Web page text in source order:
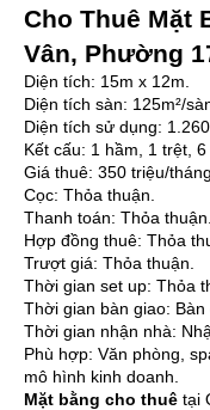
Cho Thuê Mặt
Vân, Phường
Diện tích: 15m x 12m.
Diện tích sàn: 125m²/
Diện tích sử dụng:
Kết cấu: 1 hầm, 1 trệt, 6
Giá thuê: 350 triệu/tháng.
Cọc: Thỏa thuận.
Thanh toán: Thỏa thuận.
Hợp đồng thuê: Thỏa
Trượt giá: Thỏa thuận.
Thời gian set up: Thỏa
Thời gian bàn giao: Bàn
Thời gian nhận nhà:
Phù hợp: Văn phòng,
mô hình kinh doanh.
Mặt bằng cho thuê tại